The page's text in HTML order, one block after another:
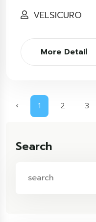
VELSICURO
More Detail
‹ 1 2 3
Search